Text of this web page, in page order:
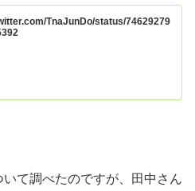
TnaJunDo/status/74629279
て調べたのですが、田中さん